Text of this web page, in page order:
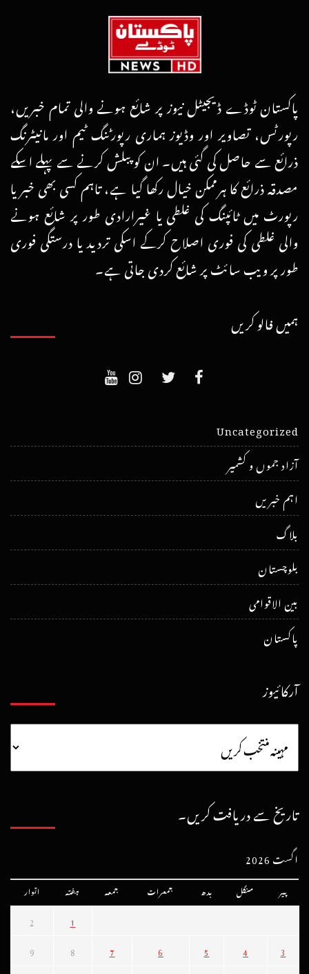
پاکستان ٹوڈے ڈیجیٹل نیوز پر شائع ہونے والی تمام خبریں،
رپورٹس، تصاویر اور وڈیوز ہماری رپورٹنگ ٹیم اور مانیٹرنگ
ذرائع سے حاصل کی گئی ہیں۔ ان کو پبلش کرنے سے پہلے اسکے
مصدقہ ذرائع کا ہرممکن خیال رکھا گیا ہے، تاہم کسی بھی خبر یا
رپورٹ میں ٹائپنگ کی غلطی یا غیرارادی طور پر شائع ہونے
والی غلطی کی فوری اصلاح کرکے اسکی تردید یا درستگی فوری
طور پر ویب سائٹ پر شائع کردی جاتی ہے۔
ہمیں فالو کریں
Uncategorized
آزاد جموں و کشمیر
اہم خبریں
بلاگ
بلوچستان
بین الاقوامی
پاکستان
آرکائیوز
تاریخ سے دریافت کریں۔
اگست 2026
پیر منگل بدھ جمعرات جمعہ ہفتہ اتوار
1
2
3
4
5
6
7
8
9